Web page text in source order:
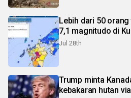
Lebih dari 50
7,1 magnitudo di
Jul 28th
Trump minta
kebakaran hutan